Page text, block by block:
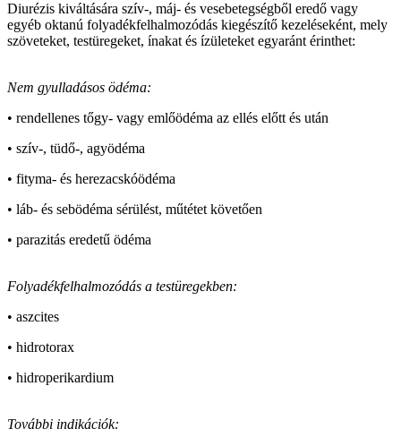
Diurézis kiváltására szív-, máj- és vesebetegségből eredő vagy
egyéb oktanú folyadékfelhalmozódás ki­egé­szítő kezeléseként, mely
szöveteket, testüregeket, ínakat és ízületeket egyaránt érinthet:
Nem gyulladásos ödéma:
• rendellenes tőgy- vagy emlőödéma az ellés előtt és után
• szív-, tüdő-, agyödéma
• fityma- és herezacskóödéma
• láb- és sebödéma sérülést, műtétet követően
• parazitás eredetű ödéma
Folyadékfelhalmozódás a testüregekben:
• aszcites
• hidrotorax
• hidroperikardium
További indikációk: